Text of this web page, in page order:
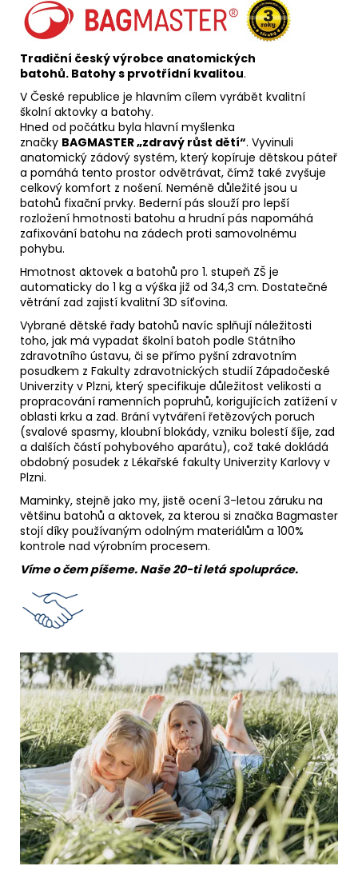
Tradiční český výrobce anatomických
batohů. Batohy s prvotřídní kvalitou.
V České republice je hlavním cílem vyrábět kvalitní
školní aktovky a batohy.
Hned od počátku byla hlavní myšlenka
značky BAGMASTER „zdravý růst dětí“. Vyvinuli
anatomický zádový systém, který kopíruje dětskou páteř
a pomáhá tento prostor odvětrávat, čímž také zvyšuje
celkový komfort z nošení. Neméně důležité jsou u
batohů fixační prvky. Bederní pás slouží pro lepší
rozložení hmotnosti batohu a hrudní pás napomáhá
zafixování batohu na zádech proti samovolnému
pohybu.
Hmotnost aktovek a batohů pro 1. stupeň ZŠ je
automaticky do 1 kg a výška již od 34,3 cm. Dostatečné
větrání zad zajistí kvalitní 3D síťovina.
Vybrané dětské řady batohů navíc splňují náležitosti
toho, jak má vypadat školní batoh podle Státního
zdravotního ústavu, či se přímo pyšní zdravotním
posudkem z Fakulty zdravotnických studií Západočeské
Univerzity v Plzni, který specifikuje důležitost velikosti a
propracování ramenních popruhů, korigujících zatížení v
oblasti krku a zad. Brání vytváření řetězových poruch
(svalové spasmy, kloubní blokády, vzniku bolestí šíje, zad
a dalších částí pohybového aparátu), což také dokládá
obdobný posudek z Lékařské fakulty Univerzity Karlovy v
Plzni.
Maminky, stejně jako my, jistě ocení 3-letou záruku na
většinu batohů a aktovek, za kterou si značka Bagmaster
stojí díky používaným odolným materiálům a 100%
kontrole nad výrobním procesem.
Víme o čem píšeme. Naše 20-ti letá spolupráce.